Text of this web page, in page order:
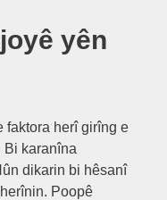
yên
faktora herî girîng e
Bi karanîna
dikarin bi hêsanî
Poopê